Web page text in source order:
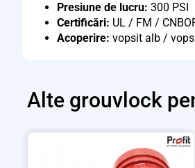
Presiune de lucru: 300 PSI
Certificări: UL / FM /
Acoperire: vopsit alb /
Alte grouvlock